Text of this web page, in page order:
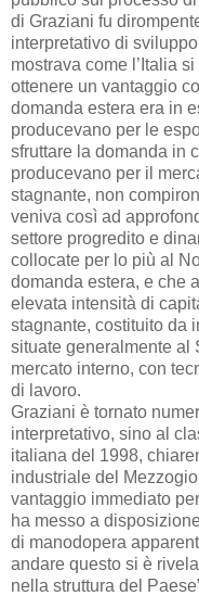
di Graziani fu
interpretativo di
mostrava come l’Italia
ottenere un vantaggio
domanda estera era in
producevano per le
sfruttare la domanda in
producevano per il
stagnante, non
veniva così ad
settore progredito e
collocate per lo più al
domanda estera, e che
elevata intensità di
stagnante, costituito da
situate generalmente al
mercato interno, con
di lavoro.
Graziani è tornato
interpretativo, sino al
italiana del 1998,
industriale del
vantaggio immediato
ha messo a
di manodopera
andare questo si è
nella struttura del